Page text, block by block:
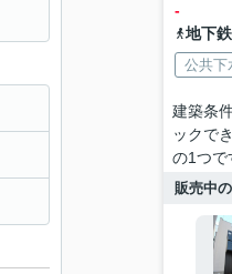
-
地下
公共下
建築条
ックで
の1つで
販売中